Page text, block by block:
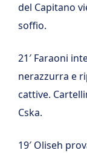
del Capitano
soffio.
21′ Faraoni
nerazzurra e
cattive.
Cska.
19′ Oliseh